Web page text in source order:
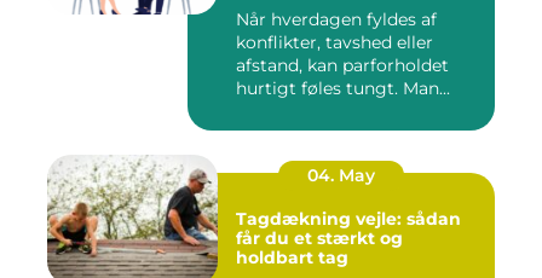
Når hverdagen fyldes af
konflikter, tavshed eller
afstand, kan parforholdet
hurtigt føles tungt. Man...
04. May
Tagdækning vejle: sådan
får du et stærkt og
holdbart tag